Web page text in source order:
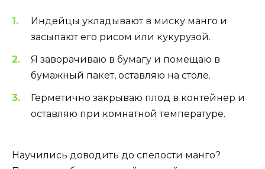
Индейцы укладывают в миску манго и
засыпают его рисом или кукурузой.
Я заворачиваю в бумагу и помещаю в
бумажный пакет, оставляю на столе.
Герметично закрываю плод в контейнер и
оставляю при комнатной температуре.
Научились доводить до спелости манго?